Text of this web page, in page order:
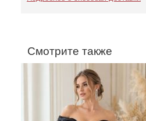
Смотрите также